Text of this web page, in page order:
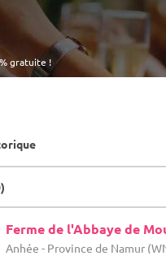
gratuite !
Ferme de l'Abbaye de
Anhée - Province de Namur